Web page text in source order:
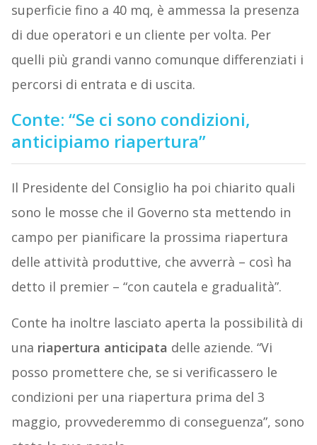
superficie fino a 40 mq, è ammessa la presenza
di due operatori e un cliente per volta. Per
quelli più grandi vanno comunque differenziati i
percorsi di entrata e di uscita.
Conte: “Se ci sono condizioni,
anticipiamo riapertura”
Il Presidente del Consiglio ha poi chiarito quali
sono le mosse che il Governo sta mettendo in
campo per pianificare la prossima riapertura
delle attività produttive, che avverrà – così ha
detto il premier – “con cautela e gradualità”.
Conte ha inoltre lasciato aperta la possibilità di
una riapertura anticipata delle aziende. “Vi
posso promettere che, se si verificassero le
condizioni per una riapertura prima del 3
maggio, provvederemmo di conseguenza”, sono